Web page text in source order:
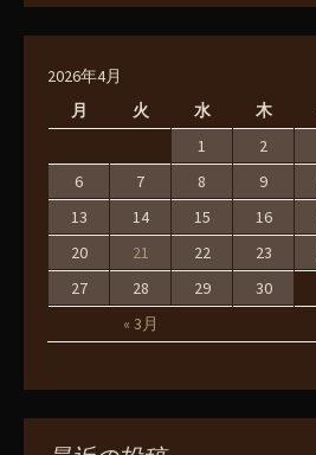
2026年4月
月
火 水 木
« 3月
1 2
6
7 8 9
13
14 15 16
20
21 22 23
27
28 29 30